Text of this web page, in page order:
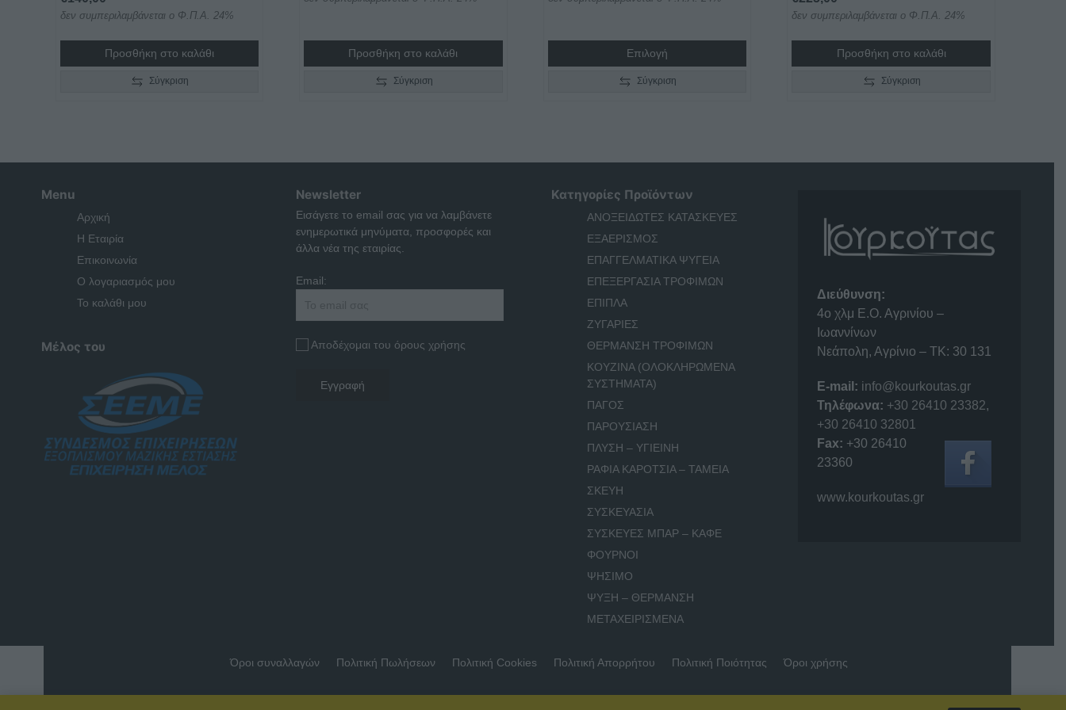
δεν συμπεριλαμβάνεται ο Φ.Π.Α. 24%
Προσθήκη στο καλάθι
Σύγκριση
Προσθήκη στο καλάθι
Σύγκριση
€1.200,00
Επιλογή
Σύγκριση
δεν συμπεριλαμβάνεται ο Φ.Π.Α. 24%
Προσθήκη στο καλάθι
Σύγκριση
Menu
Αρχική
Η Εταιρία
Επικοινωνία
Ο λογαριασμός μου
Το καλάθι μου
Μέλος του
Newsletter
Εισάγετε το email σας για να λαμβάνετε
ενημερωτικά μηνύματα, προσφορές και
άλλα νέα της εταιρίας.
Email:
Αποδέχομαι του όρους χρήσης
Κατηγορίες Προϊόντων
ΑΝΟΞΕΙΔΩΤΕΣ ΚΑΤΑΣΚΕΥΕΣ
ΕΞΑΕΡΙΣΜΟΣ
ΕΠΑΓΓΕΛΜΑΤΙΚΑ ΨΥΓΕΙΑ
ΕΠΕΞΕΡΓΑΣΙΑ ΤΡΟΦΙΜΩΝ
ΕΠΙΠΛΑ
ΖΥΓΑΡΙΕΣ
ΘΕΡΜΑΝΣΗ ΤΡΟΦΙΜΩΝ
ΚΟΥΖΙΝΑ (ΟΛΟΚΛΗΡΩΜΕΝΑ
ΣΥΣΤΗΜΑΤΑ)
ΠΑΓΟΣ
ΠΑΡΟΥΣΙΑΣΗ
ΠΛΥΣΗ – ΥΓΙΕΙΝΗ
ΡΑΦΙΑ ΚΑΡΟΤΣΙΑ – ΤΑΜΕΙΑ
ΣΚΕΥΗ
ΣΥΣΚΕΥΑΣΙΑ
ΣΥΣΚΕΥΕΣ ΜΠΑΡ – ΚΑΦΕ
ΦΟΥΡΝΟΙ
ΨΗΣΙΜΟ
ΨΥΞΗ – ΘΕΡΜΑΝΣΗ
ΜΕΤΑΧΕΙΡΙΣΜΕΝΑ
Διεύθυνση:
4o χλμ Ε.Ο. Αγρινίου –
Ιωαννίνων
Νεάπολη, Αγρίνιο – ΤΚ: 30 131
E-mail: info@kourkoutas.gr
Τηλέφωνα: +30 26410 23382,
+30 26410 32801
Fax: +30 26410
23360
www.kourkoutas.gr
Όροι συναλλαγών Πολιτική Πωλήσεων Πολιτική Cookies Πολιτική Απορρήτου Πολιτική Ποιότητας Όροι χρήσης